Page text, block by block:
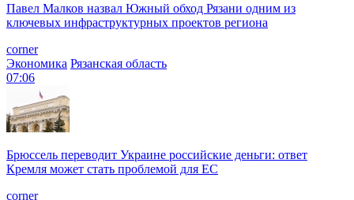
Павел Малков назвал Южный обход Рязани одним из
ключевых инфраструктурных проектов региона
corner
Экономика Рязанская область
07:06
Брюссель переводит Украине российские деньги: ответ
Кремля может стать проблемой для EC
corner